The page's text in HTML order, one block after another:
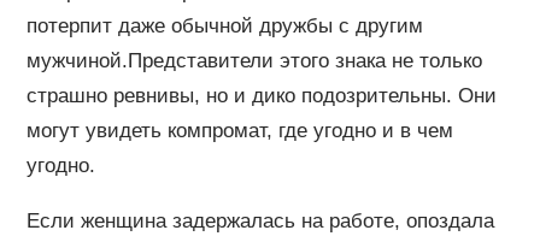
потерпит даже обычной дружбы с другим
мужчиной.Представители этого знака не только
страшно ревнивы, но и дико подозрительны. Они
могут увидеть компромат, где угодно и в чем
угодно.
Если женщина задержалась на работе, опоздала